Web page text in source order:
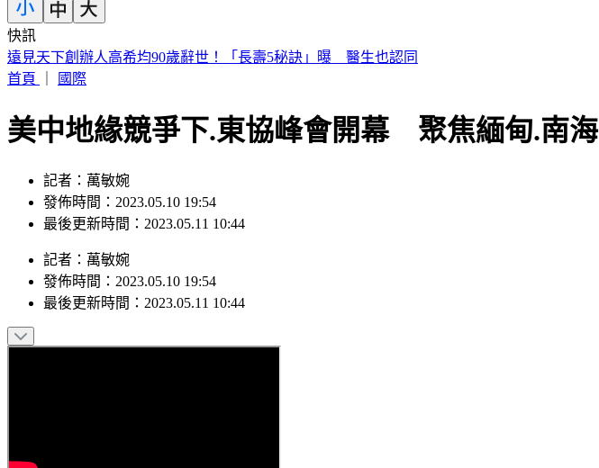
快訊
遠見天下創辦人高希均90歲辭世！「長壽5秘訣」曝 醫生也認同
首頁
國際
美中地緣競爭下.東協峰會開幕 聚焦緬甸.南海
記者：萬敏婉
發佈時間：2023.05.10 19:54
最後更新時間：2023.05.11 10:44
記者 ： 萬敏婉
發佈時間： 2023.05.10 19:54
最後更新時間： 2023.05.11 10:44